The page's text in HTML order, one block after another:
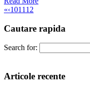
«‹1011 12
Cautare rapida
Search for:
Articole recente